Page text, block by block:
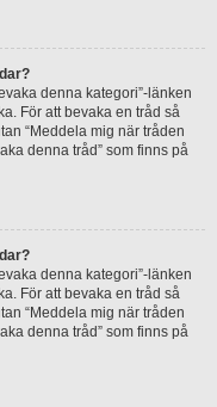
denna kategori”-länken
För att bevaka en tråd så
“Meddela mig när tråden
denna tråd” som finns på
denna kategori”-länken
För att bevaka en tråd så
“Meddela mig när tråden
denna tråd” som finns på